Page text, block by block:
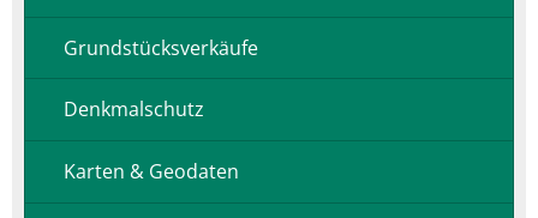
Grundstücksverkäufe
Denkmalschutz
Karten & Geodaten